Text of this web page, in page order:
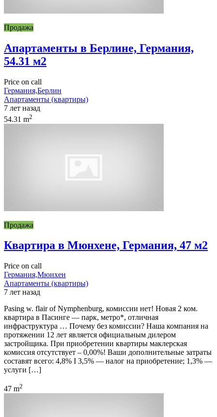
Продажа
Апартаменты в Берлине, Германия,
54.31 м2
Price on call
Германия,Берлин
Апартаменты (квартиры)
7 лет назад
54.31 m2
Продажа
Квартира в Мюнхене, Германия, 47 м2
Price on call
Германия,Мюнхен
Апартаменты (квартиры)
7 лет назад
Pasing w. flair of Nymphenburg, комиссии нет! Новая 2 ком.
квартира в Пасинге — парк, метро*, отличная
инфраструктура … Почему без комиссии? Наша компания на
протяжении 12 лет является официальным дилером
застройщика. При приобретении квартиры маклерская
комиссия отсутствует – 0,00%! Ваши дополнительные затраты
составят всего: 4,8% I 3,5% — налог на приобретение; 1,3% —
услуги […]
47 m2